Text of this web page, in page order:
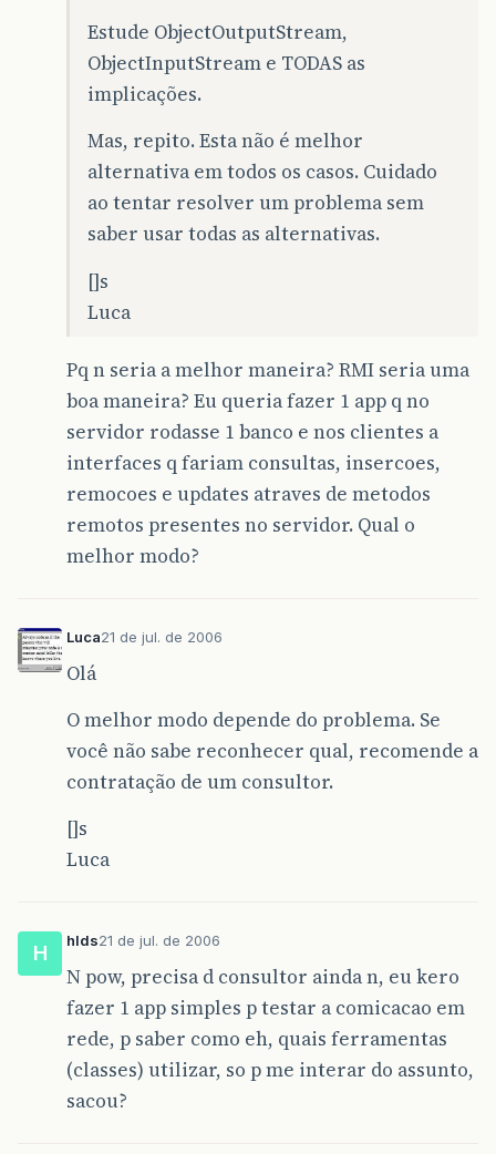
Estude ObjectOutputStream,
ObjectInputStream e TODAS as
implicações.
Mas, repito. Esta não é melhor
alternativa em todos os casos. Cuidado
ao tentar resolver um problema sem
saber usar todas as alternativas.
[]s
Luca
Pq n seria a melhor maneira? RMI seria uma
boa maneira? Eu queria fazer 1 app q no
servidor rodasse 1 banco e nos clientes a
interfaces q fariam consultas, insercoes,
remocoes e updates atraves de metodos
remotos presentes no servidor. Qual o
melhor modo?
Luca21 de jul. de 2006
Olá
O melhor modo depende do problema. Se
você não sabe reconhecer qual, recomende a
contratação de um consultor.
[]s
Luca
H
hlds21 de jul. de 2006
N pow, precisa d consultor ainda n, eu kero
fazer 1 app simples p testar a comicacao em
rede, p saber como eh, quais ferramentas
(classes) utilizar, so p me interar do assunto,
sacou?